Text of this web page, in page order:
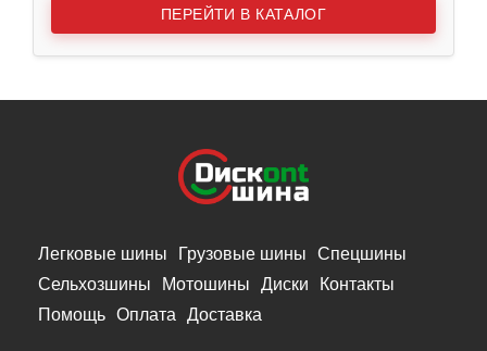
ПЕРЕЙТИ В КАТАЛОГ
Легковые шины Грузовые шины
Спецшины
Сельхозшины
Мотошины Диски
Контакты
Помощь Оплата Доставка